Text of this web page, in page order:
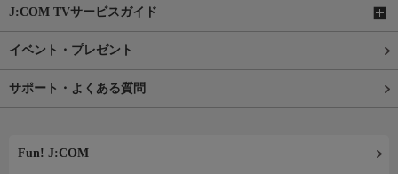
J:COM TVサービスガイド
イベント・プレゼント
サポート・よくある質問
Fun! J:COM